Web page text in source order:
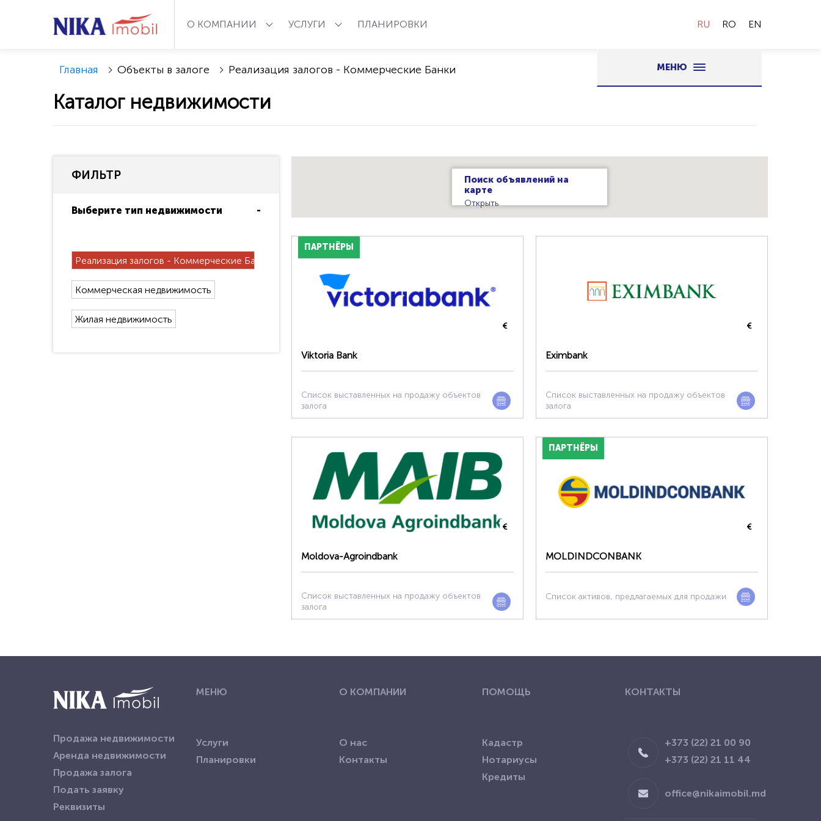
О КОМПАНИИ УСЛУГИ ПЛАНИРОВКИ RU RO EN
Главная Объекты в залоге Реализация залогов - Коммерческие Банки МЕНЮ
Каталог недвижимости
ФИЛЬТР
Выберите тип недвижимости
Реализация залогов - Коммерческие Банки
Коммерческая недвижимость
Жилая недвижимость
Поиск объявлений на
карте
Открыть
ПАРТНЁРЫ
€
Viktoria Bank
Список выставленных на продажу объектов
залога
€
Eximbank
Список выставленных на продажу объектов
залога
€
Moldova-Agroindbank
Список выставленных на продажу объектов
залога
ПАРТНЁРЫ
€
MOLDINDCONBANK
Список активов, предлагаемых для продажи
Продажа недвижимости
Аренда недвижимости
Продажа залога
Подать заявку
Реквизиты
МЕНЮ
Услуги
Планировки
О КОМПАНИИ
О нас
Контакты
ПОМОЩЬ
Кадастр
Нотариусы
Кредиты
КОНТАКТЫ
+373 (22) 21 00 90
+373 (22) 21 11 44
office@nikaimobil.md